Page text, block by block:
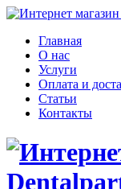
Главная
О нас
Услуги
Оплата и
Статьи
Контакты